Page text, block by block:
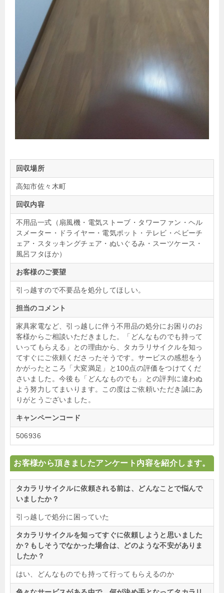
回収場所
高知市佐々木町
回収内容
不用品一式（扇風機・電気ストーブ・タワーファン・ヘル
スメーター・ドライヤー・電気ポット・テレビ・ベビーチ
ェア・スタッキングチェア・ぬいぐるみ・スーツケース・
風呂フタほか）
お客様のご要望
引っ越すので不要品を処分してほしい。
担当のコメント
家具家電など、引っ越しに伴う不用品の処分にお困りのお
客様からご相談いただきました。「どんなものでも持って
いってもらえる」との理由から、タカラリサイクルを知っ
てすぐにご依頼くださったそうです。サービスの感想をう
かがったところ「大変満足」と100点の評価をつけてくだ
さいました。今後も「どんなものでも」との評判に違わぬ
よう努力してまいります。この度はご依頼いただき誠にあ
りがとうございました。
キャンペーンコード
506936
お客様から頂きましたアンケート内容を紹介します。
タカラリサイクルに依頼される前は、どんなことで悩んで
いましたか？
引っ越しで処分に困っていた
タカラリサイクルを知ってすぐに依頼しようと思いました
か？もしそうでなかった場合は、どのような不安がありま
したか？
はい、どんなものでも持って行ってもらえるのか